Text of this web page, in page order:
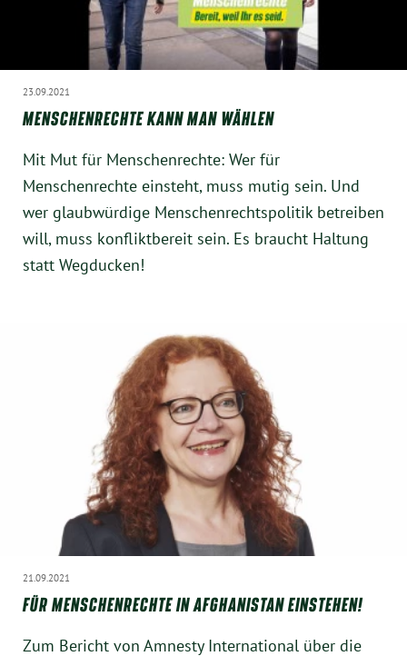
23.09.2021
MENSCHENRECHTE KANN MAN WÄHLEN
Mit Mut für Menschenrechte: Wer für
Menschenrechte einsteht, muss mutig sein. Und
wer glaubwürdige Menschenrechtspolitik betreiben
will, muss konfliktbereit sein. Es braucht Haltung
statt Wegducken!
21.09.2021
FÜR MENSCHENRECHTE IN AFGHANISTAN EINSTEHEN!
Zum Bericht von Amnesty International über die